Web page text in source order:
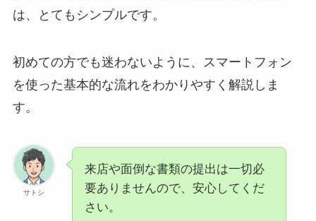
は、とてもシンプルです。
初めての方でも迷わないように、スマートフォン
を使った基本的な流れをわかりやすく解説しま
す。
サトシ
来店や面倒な書類の提出は一切必
要ありませんので、安心してくだ
さい。